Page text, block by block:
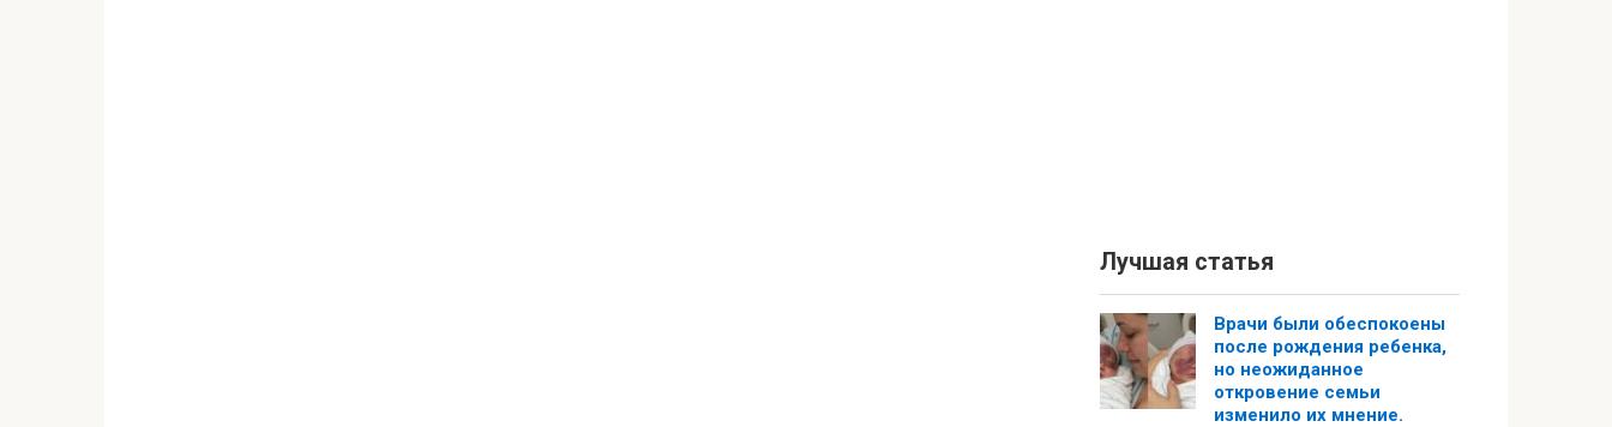
Лучшая статья
Врачи были обеспокоены
после рождения ребенка,
но неожиданное
откровение семьи
изменило их мнение.